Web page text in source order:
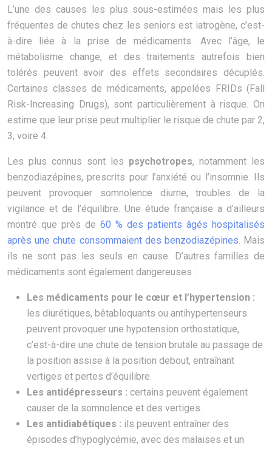
L’une des causes les plus sous-estimées mais les plus
fréquentes de chutes chez les seniors est iatrogène, c’est-
à-dire liée à la prise de médicaments. Avec l’âge, le
métabolisme change, et des traitements autrefois bien
tolérés peuvent avoir des effets secondaires décuplés.
Certaines classes de médicaments, appelées FRIDs (Fall
Risk-Increasing Drugs), sont particulièrement à risque. On
estime que leur prise peut multiplier le risque de chute par 2,
3, voire 4.
Les plus connus sont les psychotropes, notamment les
benzodiazépines, prescrits pour l’anxiété ou l’insomnie. Ils
peuvent provoquer somnolence diurne, troubles de la
vigilance et de l’équilibre. Une étude française a d’ailleurs
montré que près de 60 % des patients âgés hospitalisés
après une chute consommaient des benzodiazépines. Mais
ils ne sont pas les seuls en cause. D’autres familles de
médicaments sont également dangereuses :
Les médicaments pour le cœur et l’hypertension :
les diurétiques, bêtabloquants ou antihypertenseurs
peuvent provoquer une hypotension orthostatique,
c’est-à-dire une chute de tension brutale au passage de
la position assise à la position debout, entraînant
vertiges et pertes d’équilibre.
Les antidépresseurs : certains peuvent également
causer de la somnolence et des vertiges.
Les antidiabétiques : ils peuvent entraîner des
épisodes d’hypoglycémie, avec des malaises et un